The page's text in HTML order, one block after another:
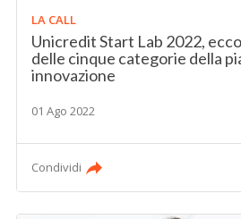
LA CALL
Unicredit Start Lab 2022,
delle cinque categorie della
innovazione
01 Ago 2022
Condividi